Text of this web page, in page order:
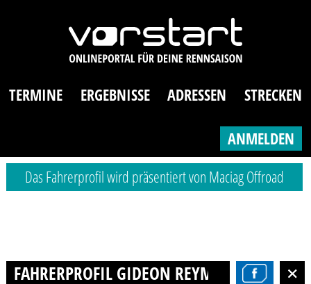
TERMINE ERGEBNISSE ADRESSEN STRECKEN
ANMELDEN
Das Fahrerprofil wird präsentiert von Maciag Offroad
FAHRERPROFIL GIDEON REYMANN